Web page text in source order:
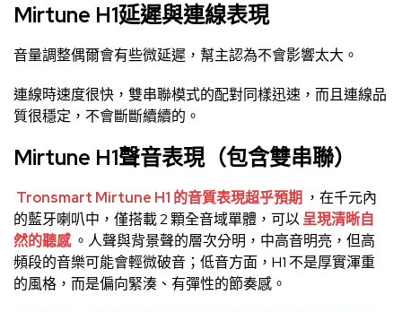
Mirtune H1延遲與連線表現
音量調整偶爾會有些微延遲，幫主認為不會影響太大。
連線時速度很快，雙串聯模式的配對同樣迅速，而且連線品
質很穩定，不會斷斷續續的。
Mirtune H1聲音表現（包含雙串聯）
Tronsmart Mirtune H1 的音質表現超乎預期 ，在千元內
的藍牙喇叭中，僅搭載 2 顆全音域單體，可以呈現清晰自
然的聽感 。人聲與背景聲的層次分明，中高音明亮，但高
頻段的音樂可能會輕微破音；低音方面，H1 不是厚實渾重
的風格，而是偏向緊湊、有彈性的節奏感。